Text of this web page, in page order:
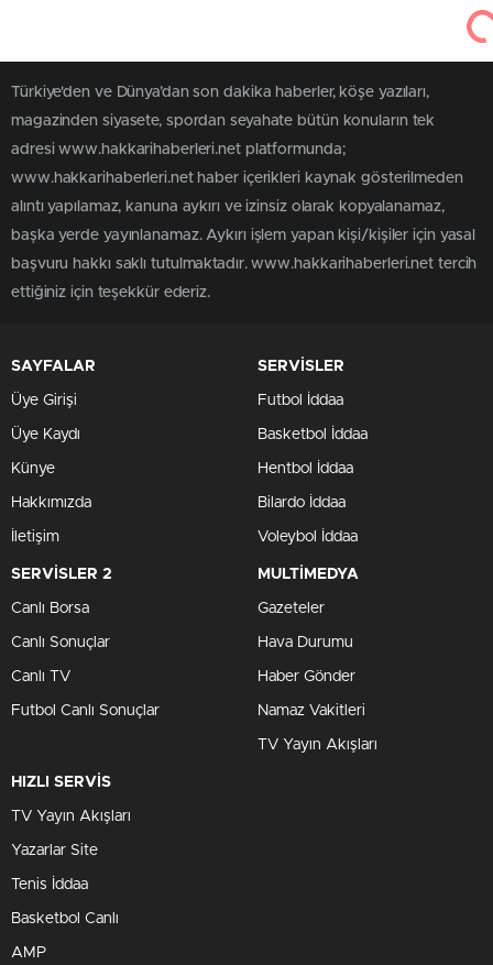
Türkiye'den ve Dünya’dan son dakika haberler, köşe yazıları,
magazinden siyasete, spordan seyahate bütün konuların tek
adresi www.hakkarihaberleri.net platformunda;
www.hakkarihaberleri.net haber içerikleri kaynak gösterilmeden
alıntı yapılamaz, kanuna aykırı ve izinsiz olarak kopyalanamaz,
başka yerde yayınlanamaz. Aykırı işlem yapan kişi/kişiler için yasal
başvuru hakkı saklı tutulmaktadır. www.hakkarihaberleri.net tercih
ettiğiniz için teşekkür ederiz.
SAYFALAR
Üye Girişi
Üye Kaydı
Künye
Hakkımızda
İletişim
SERVİSLER
Futbol İddaa
Basketbol İddaa
Hentbol İddaa
Bilardo İddaa
Voleybol İddaa
SERVİSLER 2
Canlı Borsa
Canlı Sonuçlar
Canlı TV
Futbol Canlı Sonuçlar
MULTİMEDYA
Gazeteler
Hava Durumu
Haber Gönder
Namaz Vakitleri
TV Yayın Akışları
HIZLI SERVİS
TV Yayın Akışları
Yazarlar Site
Tenis İddaa
Basketbol Canlı
AMP